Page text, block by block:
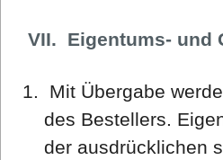
VII. Eigentums- und
Mit Übergabe
des Bestellers.
der ausdrücklichen